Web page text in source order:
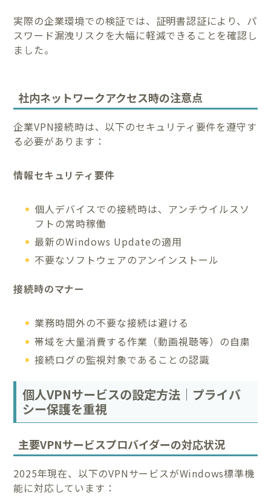
実際の企業環境での検証では、証明書認証により、パ
スワード漏洩リスクを大幅に軽減できることを確認し
ました。
社内ネットワークアクセス時の注意点
企業VPN接続時は、以下のセキュリティ要件を遵守す
る必要があります：
情報セキュリティ要件
個人デバイスでの接続時は、アンチウイルスソ
フトの常時稼働
最新のWindows Updateの適用
不要なソフトウェアのアンインストール
接続時のマナー
業務時間外の不要な接続は避ける
帯域を大量消費する作業（動画視聴等）の自粛
接続ログの監視対象であることの認識
個人VPNサービスの設定方法｜プライバ
シー保護を重視
主要VPNサービスプロバイダーの対応状況
2025年現在、以下のVPNサービスがWindows標準機
能に対応しています：